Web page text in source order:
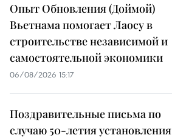
Опыт Обновления (Доймой)
Вьетнама помогает Лаосу в
строительстве независимой и
самостоятельной экономики
06/08/2026 15:17
Поздравительные письма по
случаю 50-летия установления